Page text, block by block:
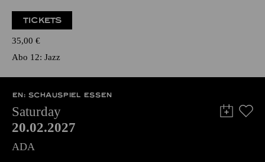
TICKETS
35,00 €
Abo 12: Jazz
EN: SCHAUSPIEL ESSEN
Saturday
20.02.2027
ADA